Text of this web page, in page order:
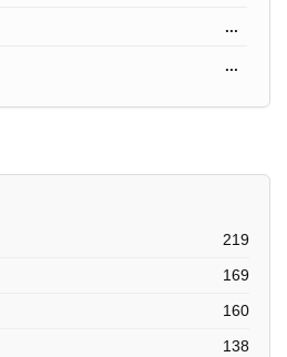
...
...
219
169
160
138